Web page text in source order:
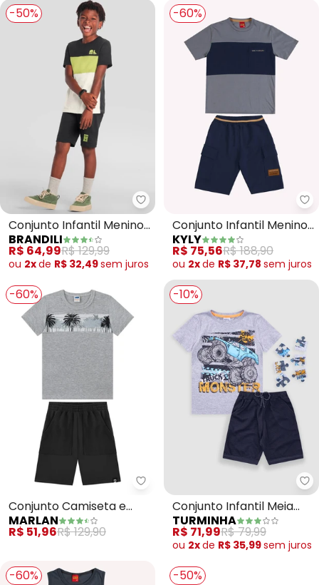
-50%
Brandili - Conjunto Infantil
Conjunto Infantil Menino
de Skate (Cinza)
BRANDILI
R$ 64,99R$ 129,99
ou 2xde R$ 32,49sem juros
-60%
Conjunto Infantil Menino
Lettering (Cinza)
KYLY
R$ 75,56R$ 188,90
ou 2xde R$ 37,78 sem juros
-60%
Marlan - Conjunto Camiseta e
Conjunto Camiseta e
Bermuda em Moletinho
(Cinza)
MARLAN
R$ 51,96R$ 129,90
-10%
Conjunto Infantil Meia
Malha/Moletinho (Cinza)
TURMINHA
R$ 71,99R$ 79,99
ou 2xde R$ 35,99sem juros
-60% -50%